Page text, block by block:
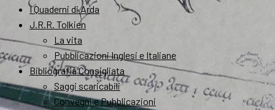
I Quaderni di Arda
J.R.R. Tolkien
La vita
Pubblicazioni Inglesi e Italiane
Bibliografia Consigliata
Saggi scaricabili
Convegni e Pubblicazioni